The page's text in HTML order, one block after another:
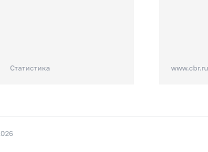
Статистика www.cbr.ru